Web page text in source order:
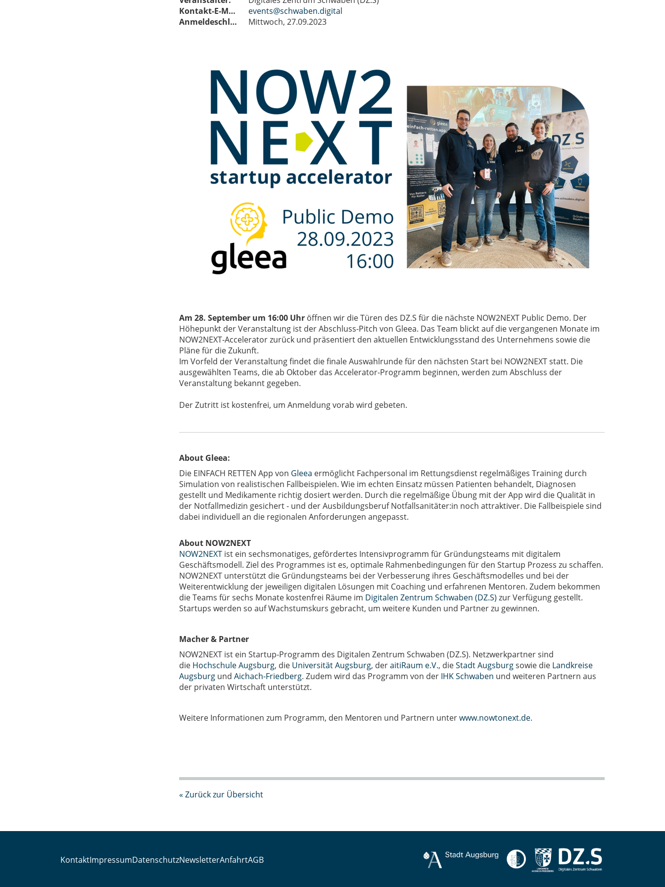
Kontakt-E-Mail:
events@schwaben.digital
Anmeldeschluss:
Mittwoch, 27.09.2023
Am 28. September um 16:00 Uhr öffnen wir die Türen des DZ.S für die nächste NOW2NEXT Public Demo. Der
Höhepunkt der Veranstaltung ist der Abschluss-Pitch von Gleea. Das Team blickt auf die vergangenen Monate im
NOW2NEXT-Accelerator zurück und präsentiert den aktuellen Entwicklungsstand des Unternehmens sowie die
Pläne für die Zukunft.
Im Vorfeld der Veranstaltung findet die finale Auswahlrunde für den nächsten Start bei NOW2NEXT statt. Die
ausgewählten Teams, die ab Oktober das Accelerator-Programm beginnen, werden zum Abschluss der
Veranstaltung bekannt gegeben.
Der Zutritt ist kostenfrei, um Anmeldung vorab wird gebeten.
About Gleea:
Die EINFACH RETTEN App von Gleea ermöglicht Fachpersonal im Rettungsdienst regelmäßiges Training durch
Simulation von realistischen Fallbeispielen. Wie im echten Einsatz müssen Patienten behandelt, Diagnosen
gestellt und Medikamente richtig dosiert werden. Durch die regelmäßige Übung mit der App wird die Qualität in
der Notfallmedizin gesichert - und der Ausbildungsberuf Notfallsanitäter:in noch attraktiver. Die Fallbeispiele sind
dabei individuell an die regionalen Anforderungen angepasst.
About NOW2NEXT
NOW2NEXT ist ein sechsmonatiges, gefördertes Intensivprogramm für Gründungsteams mit digitalem
Geschäftsmodell. Ziel des Programmes ist es, optimale Rahmenbedingungen für den Startup Prozess zu schaffen.
NOW2NEXT unterstützt die Gründungsteams bei der Verbesserung ihres Geschäftsmodelles und bei der
Weiterentwicklung der jeweiligen digitalen Lösungen mit Coaching und erfahrenen Mentoren. Zudem bekommen
die Teams für sechs Monate kostenfrei Räume im Digitalen Zentrum Schwaben (DZ.S) zur Verfügung gestellt.
Startups werden so auf Wachstumskurs gebracht, um weitere Kunden und Partner zu gewinnen.
Macher & Partner
NOW2NEXT ist ein Startup-Programm des Digitalen Zentrum Schwaben (DZ.S). Netzwerkpartner sind
die Hochschule Augsburg, die Universität Augsburg, deraitiRaum e.V., dieStadt Augsburgsowie die Landkreise
Augsburg und Aichach-Friedberg. Zudem wird das Programm von der IHK Schwaben und weiteren Partnern aus
der privaten Wirtschaft unterstützt.
Weitere Informationen zum Programm, den Mentoren und Partnern unterwww.nowtonext.de.
« Zurück zur Übersicht
KontaktImpressumDatenschutzNewsletterAnfahrtAGB